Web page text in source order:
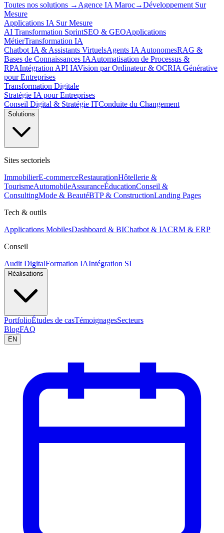
Toutes nos solutions → Agence IA Maroc→Développement Sur
Mesure
Applications IA Sur Mesure
AI Transformation SprintSEO & GEOApplications
MétierTransformation IA
Chatbot IA & Assistants VirtuelsAgents IA AutonomesRAG &
Bases de Connaissances IAAutomatisation de Processus &
RPAIntégration API IAVision par Ordinateur & OCRIA Générative
pour Entreprises
Transformation Digitale
Stratégie IA pour Entreprises
Conseil Digital & Stratégie ITConduite du Changement
Solutions
Sites sectoriels
ImmobilierE-commerceRestaurationHôtellerie &
TourismeAutomobileAssuranceÉducationConseil &
ConsultingMode & BeautéBTP & ConstructionLanding Pages
Tech & outils
Applications MobilesDashboard & BIChatbot & IACRM & ERP
Conseil
Audit DigitalFormation IAIntégration SI
Réalisations
PortfolioÉtudes de casTémoignagesSecteurs
BlogFAQ
EN